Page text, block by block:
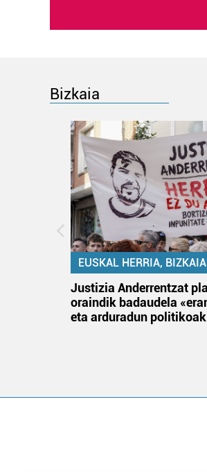
Bizkaia
EUSKAL HERRIA, BIZKAIA
Justizia Anderrentzat
oraindik badaudela
eta arduradun